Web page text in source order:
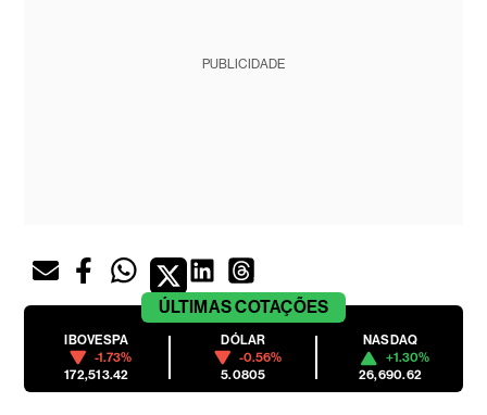
PUBLICIDADE
ÚLTIMASCOTAÇÕES
IBOVESPA
-1.73%
172,513.42
DÓLAR
-0.56%
5.0805
NASDAQ
+1.30%
26,690.62